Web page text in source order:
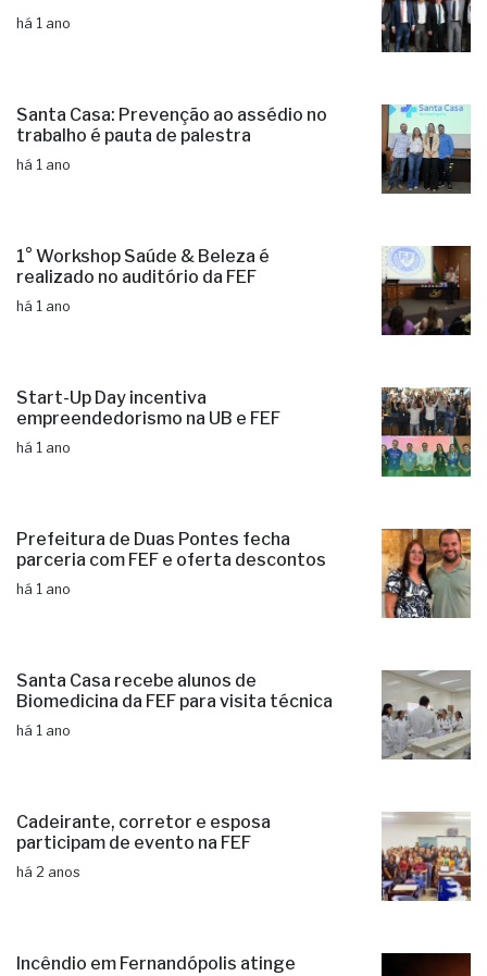
há 1 ano
Santa Casa: Prevenção ao assédio no
trabalho é pauta de palestra
há 1 ano
1° Workshop Saúde & Beleza é
realizado no auditório da FEF
há 1 ano
Start-Up Day incentiva
empreendedorismo na UB e FEF
há 1 ano
Prefeitura de Duas Pontes fecha
parceria com FEF e oferta descontos
há 1 ano
Santa Casa recebe alunos de
Biomedicina da FEF para visita técnica
há 1 ano
Cadeirante, corretor e esposa
participam de evento na FEF
há 2 anos
Incêndio em Fernandópolis atinge